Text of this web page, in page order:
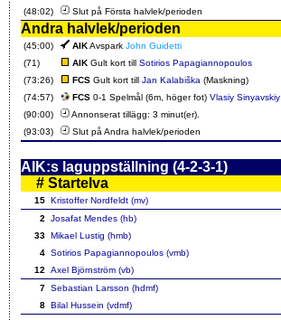
(48:02)
Slut på Första halvlek/perioden
Andra halvlek/perioden
(45:00) AIKAvspark John Guidetti
(71)
AIK Gult kort till Sotirios Papagiannopoulos
(73:26)
FCS Gult kort till Jan Kalabiška (Maskning)
(74:57)
FCS 0-1 Spelmål (6m, höger fot) Vlasiy Sinyavskiy
(90:00)
Annonserat tillägg: 3 minut(er).
(93:03)
Slut på Andra halvlek/perioden
AIK:s laguppställning (4-2-3-1)
# Startelva
15 Kristoffer Nordfeldt (mv)
2
Josafat Mendes (hb)
33 Mikael Lustig (hmb)
4 Sotirios Papagiannopoulos (vmb)
12
Axel Björnström (vb)
7 Sebastian Larsson (hdmf)
8 Bilal Hussein (vdmf)